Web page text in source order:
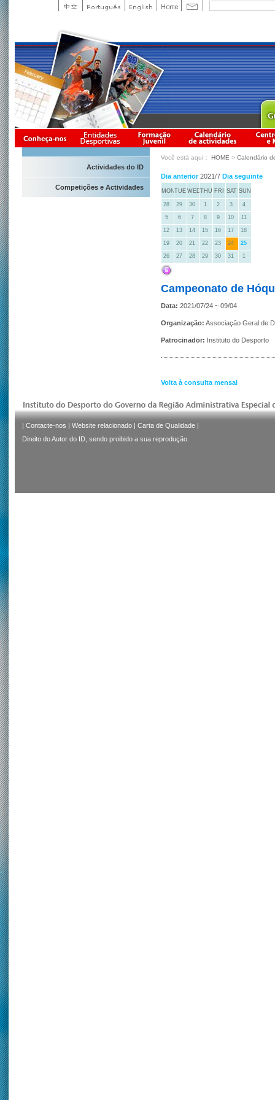
Actividades do ID
Competições e Actividades
Você está aqui： HOME > Calendário
Dia anterior2021/7 Dia seguinte
MONTUE WEDTHU FRI SAT SUN
28 29 30 1 2 3 4
5 6 7 8 9 10 11
12 13 14 15 16 17 18
19 20 21 22 23 24 25
26 27 28 29 30 31 1
Campeonato de
Data: 2021/07/24 ~ 09/04
Organização: Associação Geral de
Patrocinador: Instituto do Desporto
Volta à consulta mensal
| Contacte-nos | Website relacionado | Carta de Qualidade |
Direito do Autor do ID, sendo proibido a sua reprodução.